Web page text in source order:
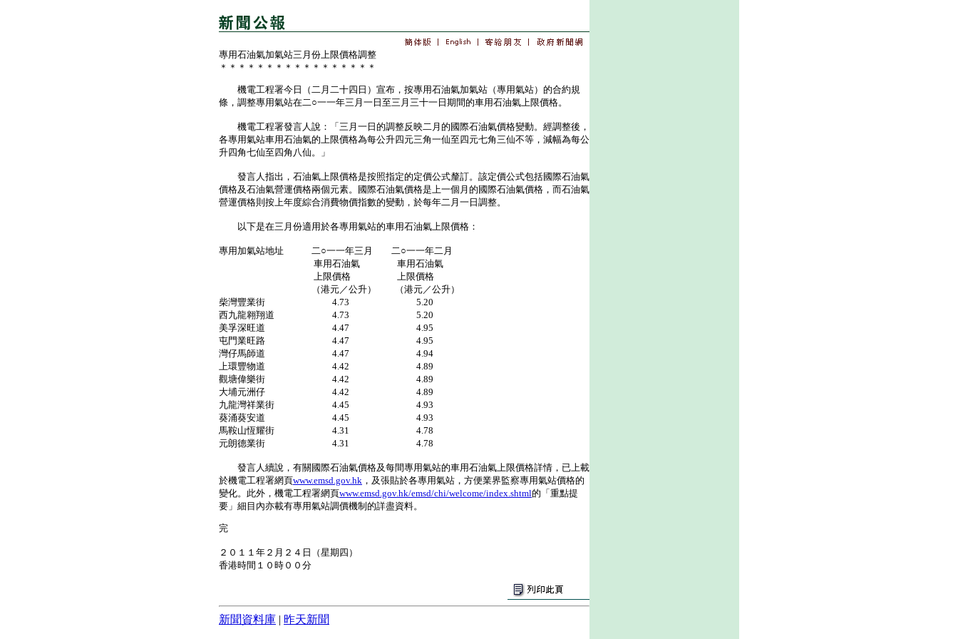
專用石油氣加氣站三月份上限價格調整
＊＊＊＊＊＊＊＊＊＊＊＊＊＊＊＊＊
機電工程署今日（二月二十四日）宣布，按專用石油氣加氣站（專用氣站）的合約規
條，調整專用氣站在二○一一年三月一日至三月三十一日期間的車用石油氣上限價格。
機電工程署發言人說：「三月一日的調整反映二月的國際石油氣價格變動。經調整後，
各專用氣站車用石油氣的上限價格為每公升四元三角一仙至四元七角三仙不等，減幅為每公
升四角七仙至四角八仙。」
發言人指出，石油氣上限價格是按照指定的定價公式釐訂。該定價公式包括國際石油氣
價格及石油氣營運價格兩個元素。國際石油氣價格是上一個月的國際石油氣價格，而石油氣
營運價格則按上年度綜合消費物價指數的變動，於每年二月一日調整。
以下是在三月份適用於各專用氣站的車用石油氣上限價格：
專用加氣站地址 二○一一年三月 二○一一年二月
車用石油氣 車用石油氣
上限價格 上限價格
（港元／公升） （港元／公升）
柴灣豐業街 4.73 5.20
西九龍翱翔道 4.73 5.20
美孚深旺道 4.47 4.95
屯門業旺路 4.47 4.95
灣仔馬師道 4.47 4.94
上環豐物道 4.42 4.89
觀塘偉樂街 4.42 4.89
大埔元洲仔 4.42 4.89
九龍灣祥業街 4.45 4.93
葵涌葵安道 4.45 4.93
馬鞍山恆耀街 4.31 4.78
元朗德業街 4.31 4.78
發言人續說，有關國際石油氣價格及每間專用氣站的車用石油氣上限價格詳情，已上載
於機電工程署網頁www.emsd.gov.hk ，及張貼於各專用氣站，方便業界監察專用氣站價格的
變化。此外，機電工程署網頁www.emsd.gov.hk/emsd/chi/welcome/index.shtml的「重點提
要」細目內亦載有專用氣站調價機制的詳盡資料。
完
２０１１年２月２４日（星期四）
香港時間１０時００分
新聞資料庫 | 昨天新聞